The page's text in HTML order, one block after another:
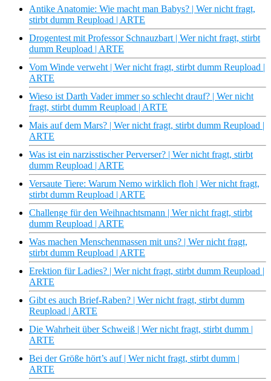
Antike Anatomie: Wie macht man Babys? | Wer nicht fragt,
stirbt dumm Reupload | ARTE
Drogentest mit Professor Schnauzbart | Wer nicht fragt, stirbt
dumm Reupload | ARTE
Vom Winde verweht | Wer nicht fragt, stirbt dumm Reupload |
ARTE
Wieso ist Darth Vader immer so schlecht drauf? | Wer nicht
fragt, stirbt dumm Reupload | ARTE
Mais auf dem Mars? | Wer nicht fragt, stirbt dumm Reupload |
ARTE
Was ist ein narzisstischer Perverser? | Wer nicht fragt, stirbt
dumm Reupload | ARTE
Versaute Tiere: Warum Nemo wirklich floh | Wer nicht fragt,
stirbt dumm Reupload | ARTE
Challenge für den Weihnachtsmann | Wer nicht fragt, stirbt
dumm Reupload | ARTE
Was machen Menschenmassen mit uns? | Wer nicht fragt,
stirbt dumm Reupload | ARTE
Erektion für Ladies? | Wer nicht fragt, stirbt dumm Reupload |
ARTE
Gibt es auch Brief-Raben? | Wer nicht fragt, stirbt dumm
Reupload | ARTE
Die Wahrheit über Schweiß | Wer nicht fragt, stirbt dumm |
ARTE
Bei der Größe hört’s auf | Wer nicht fragt, stirbt dumm |
ARTE